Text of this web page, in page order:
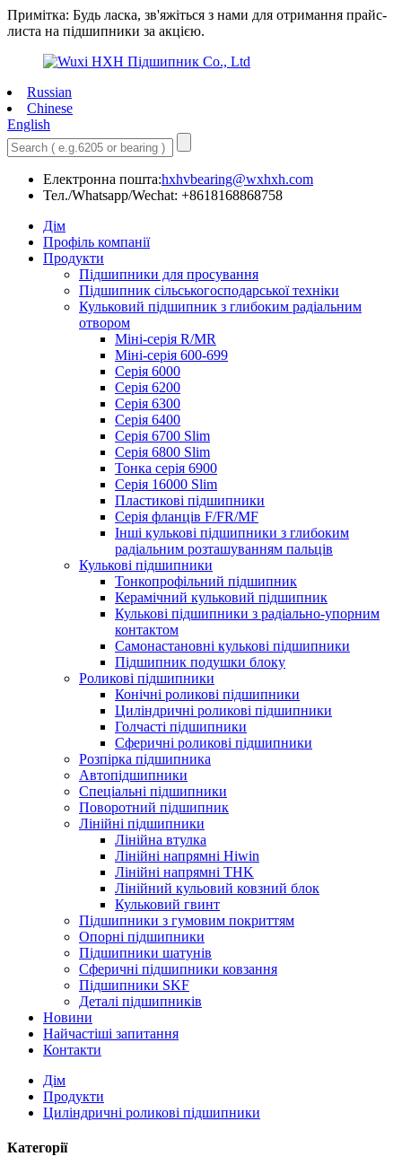
Примітка: Будь ласка, зв'яжіться з нами для отримання прайс-
листа на підшипники за акцією.
Russian
Chinese
English
Електронна пошта:hxhvbearing@wxhxh.com
Тел./Whatsapp/Wechat: +8618168868758
Дім
Профіль компанії
Продукти
Підшипники для просування
Підшипник сільськогосподарської техніки
Кульковий підшипник з глибоким радіальним
отвором
Міні-серія R/MR
Міні-серія 600-699
Серія 6000
Серія 6200
Серія 6300
Серія 6400
Серія 6700 Slim
Серія 6800 Slim
Тонка серія 6900
Серія 16000 Slim
Пластикові підшипники
Серія фланців F/FR/MF
Інші кулькові підшипники з глибоким
радіальним розташуванням пальців
Кулькові підшипники
Тонкопрофільний підшипник
Керамічний кульковий підшипник
Кулькові підшипники з радіально-упорним
контактом
Самонастановні кулькові підшипники
Підшипник подушки блоку
Роликові підшипники
Конічні роликові підшипники
Циліндричні роликові підшипники
Голчасті підшипники
Сферичні роликові підшипники
Розпірка підшипника
Автопідшипники
Спеціальні підшипники
Поворотний підшипник
Лінійні підшипники
Лінійна втулка
Лінійні напрямні Hiwin
Лінійні напрямні THK
Лінійний кульовий ковзний блок
Кульковий гвинт
Підшипники з гумовим покриттям
Опорні підшипники
Підшипники шатунів
Сферичні підшипники ковзання
Підшипники SKF
Деталі підшипників
Новини
Найчастіші запитання
Контакти
Дім
Продукти
Циліндричні роликові підшипники
Категорії